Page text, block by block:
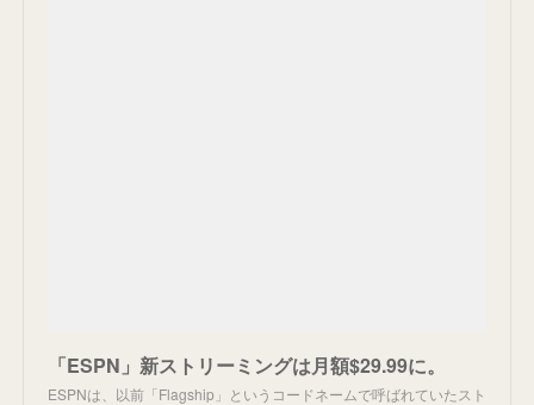
「ESPN」新ストリーミングは月額$29.99に。
ESPNは、以前「Flagship」というコードネームで呼ばれていたスト